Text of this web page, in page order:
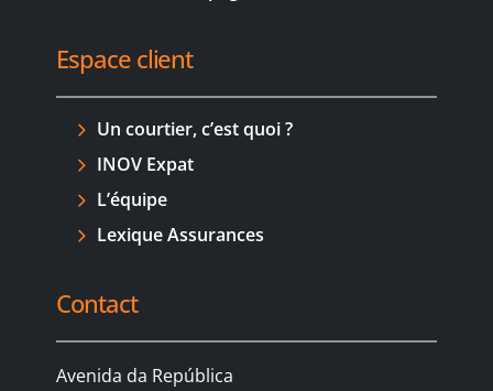
Espace client
Un courtier, c’est quoi ?
INOV Expat
L’équipe
Lexique Assurances
Contact
Avenida da República